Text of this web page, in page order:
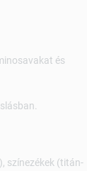
és
színezékek (titán-